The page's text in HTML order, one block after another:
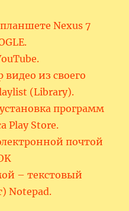
Nexus 7
из своего
(Library).
программ
Play Store.
почтой
– текстовый
Notepad.